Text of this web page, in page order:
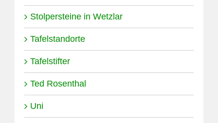
Stolpersteine in Wetzlar
Tafelstandorte
Tafelstifter
Ted Rosenthal
Uni